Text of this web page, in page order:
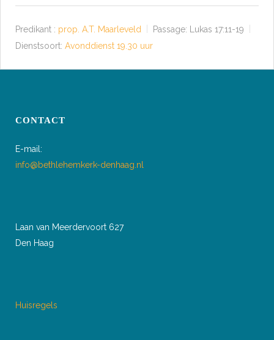
Predikant : prop. A.T. Maarleveld Passage: Lukas 17:11-19
Dienstsoort: Avonddienst 19.30 uur
CONTACT
E-mail:
info@bethlehemkerk-denhaag.nl
Laan van Meerdervoort 627
Den Haag
Huisregels